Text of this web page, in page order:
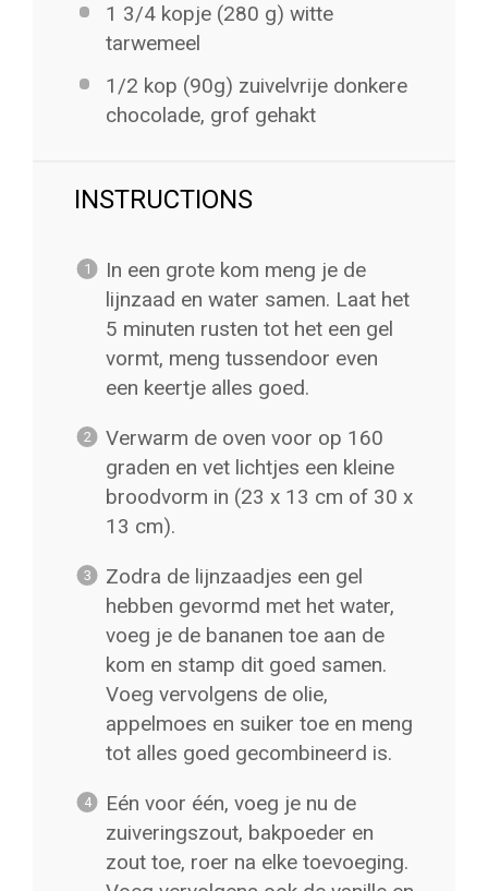
1 3/4kopje (280 g) witte
tarwemeel
1/2 kop (90g) zuivelvrije donkere
chocolade, grof gehakt
INSTRUCTIONS
In een grote kom meng je de
lijnzaad en water samen. Laat het
5 minuten rusten tot het een gel
vormt, meng tussendoor even
een keertje alles goed.
Verwarm de oven voor op 160
graden en vet lichtjes een kleine
broodvorm in (23 x 13 cm of 30 x
13 cm).
Zodra de lijnzaadjes een gel
hebben gevormd met het water,
voeg je de bananen toe aan de
kom en stamp dit goed samen.
Voeg vervolgens de olie,
appelmoes en suiker toe en meng
tot alles goed gecombineerd is.
Eén voor één, voeg je nu de
zuiveringszout, bakpoeder en
zout toe, roer na elke toevoeging.